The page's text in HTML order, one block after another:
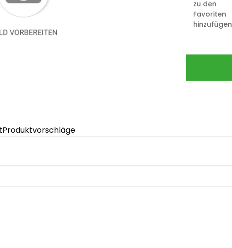
zu den
Favoriten
hinzufügen
Produktvorschläge